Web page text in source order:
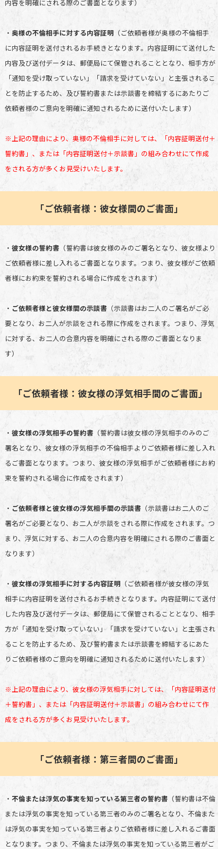
内容を明確にされる際のご書面となります）
・ 奥様の不倫相手に対する内容証明 （ご依頼者様が奥様の不倫相手
に内容証明を送付されるお手続きとなります。内容証明にて送付した
内容及び送付データは、郵便局にて保管されることとなり、相手方が
「通知を受け取っていない」「請求を受けていない」と主張されるこ
とを防止するため、及び誓約書または示談書を締結するにあたりご
依頼者様のご意向を明確に通知されるために送付いたします）
※上記の理由により、奥様の不倫相手に対しては、「内容証明送付＋
誓約書」、または「内容証明送付＋示談書」の組み合わせにて作成
をされる方が多くお見受けいたします。
「ご依頼者様：彼女様間のご書面」
・ 彼女様の誓約書 （誓約書は彼女様のみのご署名となり、彼女様より
ご依頼者様に差し入れるご書面となります。つまり、彼女様がご依頼
者様にお約束を誓約される場合に作成をされます）
・ ご依頼者様と彼女様間の示談書 （示談書はお二人のご署名がご必
要となり、お二人が示談をされる際に作成をされます。つまり、浮気
に対する、お二人の合意内容を明確にされる際のご書面となりま
す）
「ご依頼者様：彼女様の浮気相手間のご書面」
・ 彼女様の浮気相手の誓約書 （誓約書は彼女様の浮気相手のみのご
署名となり、彼女様の浮気相手の不倫相手よりご依頼者様に差し入れ
るご書面となります。つまり、彼女様の浮気相手がご依頼者様にお約
束を誓約される場合に作成をされます）
・ ご依頼者様と彼女様の浮気相手間の示談書 （示談書はお二人のご
署名がご必要となり、お二人が示談をされる際に作成をされます。つ
まり、浮気に対する、お二人の合意内容を明確にされる際のご書面と
なります）
・ 彼女様の浮気相手に対する内容証明 （ご依頼者様が彼女様の浮気
相手に内容証明を送付されるお手続きとなります。内容証明にて送付
した内容及び送付データは、郵便局にて保管されることとなり、相手
方が「通知を受け取っていない」「請求を受けていない」と主張され
ることを防止するため、及び誓約書または示談書を締結するにあた
りご依頼者様のご意向を明確に通知されるために送付いたします）
※上記の理由により、彼女様の浮気相手に対しては、「内容証明送付
＋誓約書」、または「内容証明送付＋示談書」の組み合わせにて作
成をされる方が多くお見受けいたします。
「ご依頼者様：第三者間のご書面」
・ 不倫または浮気の事実を知っている第三者の誓約書 （誓約書は不倫
または浮気の事実を知っている第三者のみのご署名となり、不倫また
は浮気の事実を知っている第三者よりご依頼者様に差し入れるご書面
となります。つまり、不倫または浮気の事実を知っている第三者がご